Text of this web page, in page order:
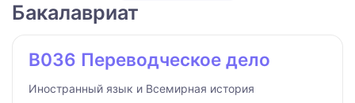
Бакалавриат
B036 Переводческое дело
Иностранный язык и Всемирная история